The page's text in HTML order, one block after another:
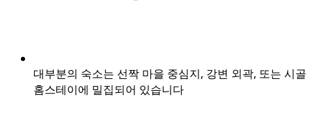
대부분의 숙소는 선짝 마을 중심지, 강변 외곽, 또는 시골
홈스테이에 밀집되어 있습니다